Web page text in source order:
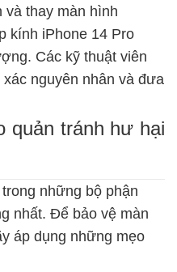
và thay màn hình
kính iPhone 14 Pro
Các kỹ thuật viên
nguyên nhân và đưa
quản tránh hư hại
những bộ phận
nhất. Để bảo vệ màn
áp dụng những mẹo